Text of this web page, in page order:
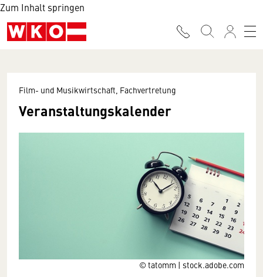
Zum Inhalt springen
© tatomm | stock.adobe.com
Film- und Musikwirtschaft, Fachvertretung
Veranstaltungskalender